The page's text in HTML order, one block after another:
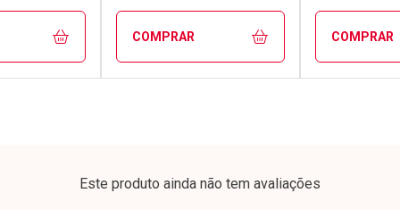
COMPRAR COMPRAR
Este produto ainda não tem avaliações